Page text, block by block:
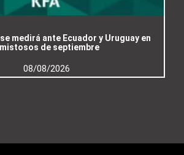
medirá ante Ecuador y Uruguay en
de septiembre
08/08/2026